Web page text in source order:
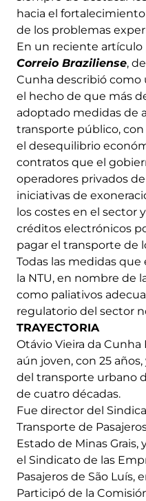
hacia el
de los problemas
En un reciente
Correio Braziliense,
Cunha describió como
el hecho de que más
adoptado medidas de
transporte público,
el desequilibrio
contratos que el
operadores privados
iniciativas de
los costes en el sector
créditos electrónicos
pagar el transporte de
Todas las medidas
la NTU, en nombre de
como paliativos
regulatorio del sector
TRAYECTORIA
Otávio Vieira da
aún joven, con 25
del transporte urbano
de cuatro décadas.
Fue director del
Transporte de
Estado de Minas
el Sindicato de las
Pasajeros de São Luís,
Participó de la